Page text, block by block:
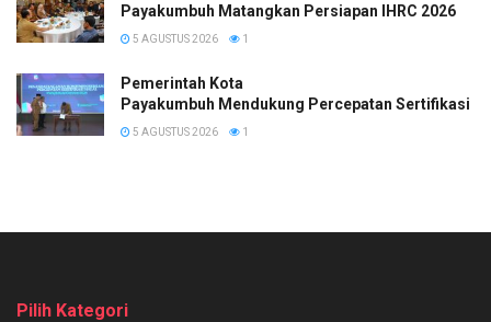
Payakumbuh Matangkan Persiapan IHRC 2026
5 AGUSTUS 2026 1
Pemerintah Kota
Payakumbuh Mendukung Percepatan Sertifikasi
5 AGUSTUS 2026 1
Pilih Kategori